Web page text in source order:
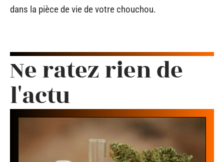
dans la pièce de vie de votre chouchou.
Ne ratez rien de
l'actu